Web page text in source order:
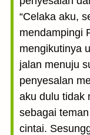
“Celaka aku,
mendampingi
mengikutinya
jalan menuju
penyesalan
aku dulu tidak
sebagai
cintai.